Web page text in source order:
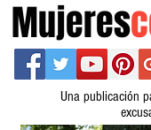
Mujeres
Una publicación